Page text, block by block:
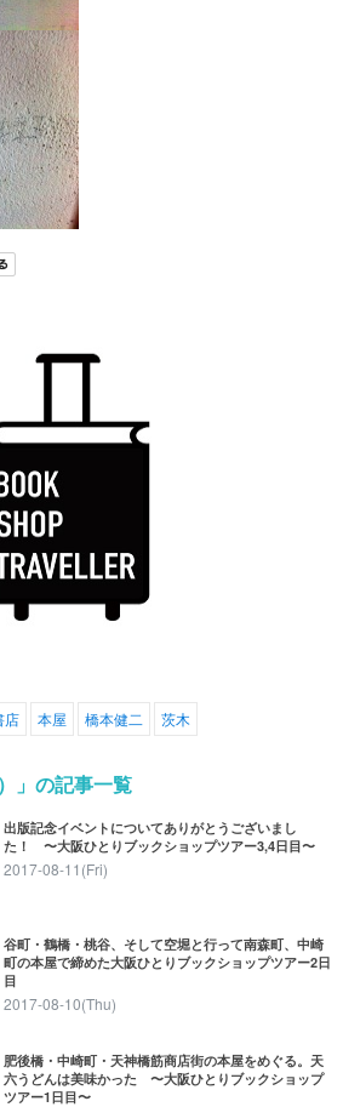
店 本屋 橋本健二 茨木
」の記事一覧
出版記念イベントについてありがとうございまし
た！ 〜大阪ひとりブックショップツアー3,4日目〜
2017-08-11(Fri)
谷町・鶴橋・桃谷、そして空堀と行って南森町、中崎
町の本屋で締めた大阪ひとりブックショップツアー2日
目
2017-08-10(Thu)
肥後橋・中崎町・天神橋筋商店街の本屋をめぐる。天
六うどんは美味かった 〜大阪ひとりブックショップ
ツアー1日目〜